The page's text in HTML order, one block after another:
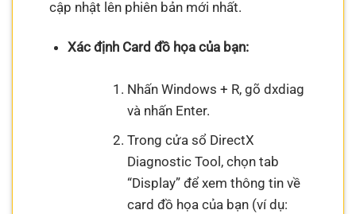
cập nhật lên phiên bản mới nhất.
Xác định Card đồ họa của bạn:
Nhấn Windows + R, gõ dxdiag
và nhấn Enter.
Trong cửa sổ DirectX
Diagnostic Tool, chọn tab
“Display” để xem thông tin về
card đồ họa của bạn (ví dụ: